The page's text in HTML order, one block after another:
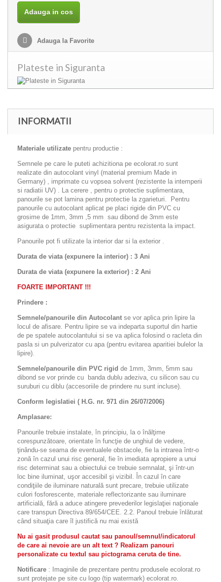
Adauga in cos
Adauga la Favorite
Plateste in Siguranta
INFORMATII
Materiale utilizate pentru productie :
Semnele pe care le puteti achizitiona pe ecolorat.ro sunt
realizate din autocolant vinyl (material premium Made in
Germany) , imprimate cu vopsea solvent (rezistente la intemperii
si radiatii UV) . La cerere , pentru o protectie suplimentara,
panourile se pot lamina pentru protectie la zgarieturi. Pentru
panourile cu autocolant aplicat pe placi rigide din PVC cu
grosime de 1mm, 3mm ,5 mm sau dibond de 3mm este
asigurata o protectie suplimentara pentru rezistenta la impact.
Panourile pot fi utilizate la interior dar si la exterior .
Durata de viata (expunere la interior) : 3 Ani
Durata de viata (expunere la exterior) : 2 Ani
FOARTE IMPORTANT !!!
Prindere :
Semnele/panourile din Autocolant se vor aplica prin lipire la
locul de afisare. Pentru lipire se va indeparta suportul din hartie
de pe spatele autocolantului si se va aplica folosind o racleta din
pasla si un pulverizator cu apa (pentru evitarea aparitiei bulelor la
lipire).
Semnele/panourile din PVC rigid de 1mm, 3mm, 5mm sau
dibond se vor prinde cu banda dublu adeziva, cu silicon sau cu
suruburi cu diblu (accesoriile de prindere nu sunt incluse).
Conform legislatiei ( H.G. nr. 971 din 26/07/2006)
Amplasare:
Panourile trebuie instalate, în principiu, la o înălţime
corespunzătoare, orientate în funcţie de unghiul de vedere,
ţinându-se seama de eventualele obstacole, fie la intrarea într-o
zonă în cazul unui risc general, fie în imediata apropiere a unui
risc determinat sau a obiectului ce trebuie semnalat, şi într-un
loc bine iluminat, uşor accesibil şi vizibil. În cazul în care
condiţiile de iluminare naturală sunt precare, trebuie utilizate
culori fosforescente, materiale reflectorizante sau iluminare
artificială, fără a aduce atingere prevederilor legislaţiei naţionale
care transpun Directiva 89/654/CEE. 2.2. Panoul trebuie înlăturat
când situaţia care îl justifică nu mai există
Nu ai gasit produsul cautat sau panoul/semnul/indicatorul
de care ai nevoie are un alt text ? Realizam panouri
personalizate cu textul sau pictograma ceruta de tine.
Notificare : Imaginile de prezentare pentru produsele ecolorat.ro
sunt protejate pe site cu logo (tip watermark) ecolorat.ro.